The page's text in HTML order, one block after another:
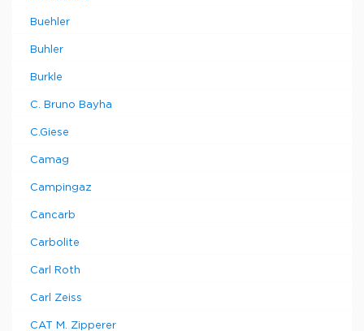
Buehler
Buhler
Burkle
C. Bruno Bayha
C.Giese
Camag
Campingaz
Cancarb
Carbolite
Carl Roth
Carl Zeiss
CAT M. Zipperer